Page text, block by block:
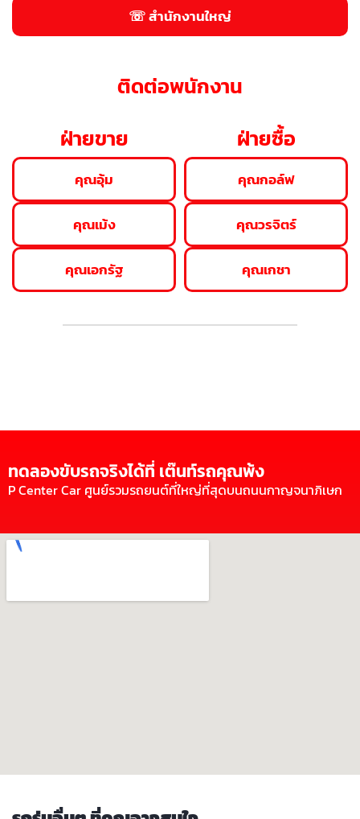
☏ สำนักงานใหญ่
ติดต่อพนักงาน
ฝ่ายขาย
คุณอุ้ม
คุณเม้ง
คุณเอกรัฐ
ฝ่ายซื้อ
คุณกอล์ฟ
คุณวรจิตร์
คุณเกชา
ทดลองขับรถจริงได้ที่ เต๊นท์รถคุณพ้ง
P Center Car ศูนย์รวมรถยนต์ที่ใหญ่ที่สุดบนถนนกาญจนาภิเษก